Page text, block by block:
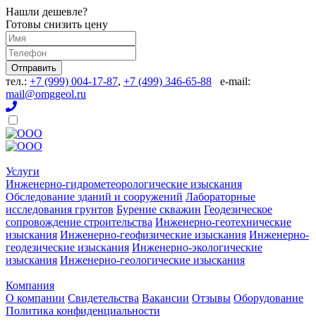
Нашли дешевле?
Готовы снизить цену
Отправить
тел.: +7 (999) 004-17-87, +7 (499) 346-65-88 e-mail:
mail@omggeol.ru
Услуги
Инженерно-гидрометеорологические изыскания
Обследование зданий и сооружений Лабораторные
исследования грунтов Бурение скважин Геодезическое
сопровождение строительства Инженерно-геотехнические
изыскания Инженерно-геофизические изыскания Инженерно-
геодезические изыскания Инженерно-экологические
изыскания Инженерно-геологические изыскания
Компания
О компании Свидетельства Вакансии Отзывы Оборудование
Политика конфиденциальности